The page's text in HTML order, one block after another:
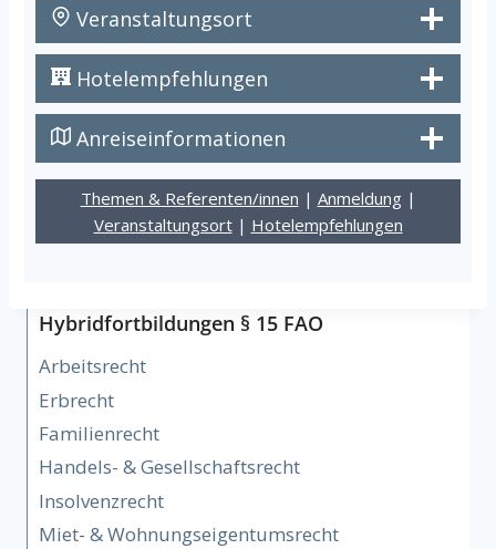
Veranstaltungsort
Hotelempfehlungen
Anreiseinformationen
Themen & Referenten/innen | Anmeldung|
Veranstaltungsort| Hotelempfehlungen
Hybridfortbildungen § 15 FAO
Arbeitsrecht
Erbrecht
Familienrecht
Handels- & Gesellschaftsrecht
Insolvenzrecht
Miet- & Wohnungseigentumsrecht